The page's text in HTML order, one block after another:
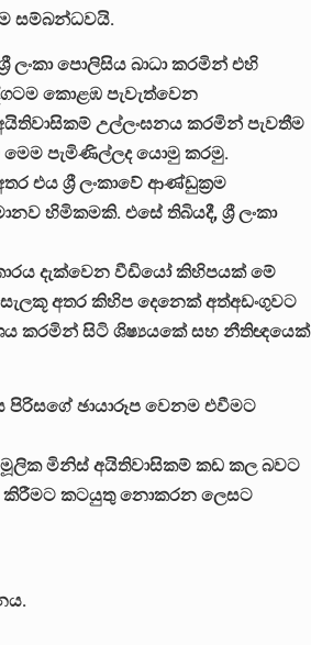
සම්බන්ධවයි.
ලංකා පොලිසිය බාධා කරමින් එහි
කොළඹ පැවැත්වෙන
උල්ලංඝනය කරමින් පැවතීම
පැමිණිල්ලද යොමු කරමු.
එය ශ්‍රී ලංකාවේ ආණ්ඩුක්‍රම
හිමිකමකි. එසේ තිබියදී, ශ්‍රී ලංකා
දැක්වෙන වීඩියෝ කිහිපයක් මේ
අතර කිහිප දෙනෙක් අත්අඩංගුවට
කරමින් සිටි ශිෂ්‍යයකේ සහ නීතිඥයෙක්
පිරිසගේ ඡායාරූප වෙනම එවීමට
මිනිස් අයිතිවාසිකම් කඩ කල බවට
කිරීමට කටයුතු නොකරන ලෙසට